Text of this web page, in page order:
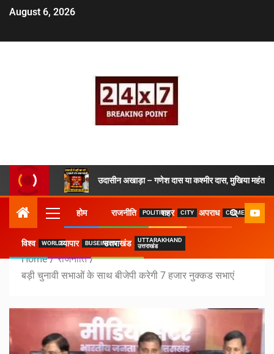
August 6, 2026
उदासीन अखाड़ा – गणेश दास या कश्मीर दास, मुखिया महंत ने
होम राजनीति POLITICSशहर CITY अपराध CRIME
विश्व WORLDव्यापार BUSEINESSउत्तराखंड
UTTARAKHAND
उत्तराखंड
Home
राजनीति
बड़ी चुनावी सभाओं के साथ बीजेपी करेगी 7 हजार नुक्कड सभाएं